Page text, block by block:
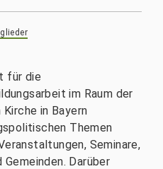
für die
im Raum der
in Bayern
Themen
Seminare,
Darüber